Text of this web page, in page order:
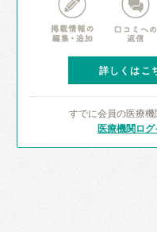
詳しくはこ
すでに会員の医療機
医療機関ログ